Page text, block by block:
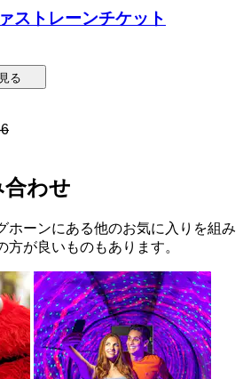
ストレーンチケット
る
わせ
ホーンにある他のお気に入りを組み
が良いものもあります。